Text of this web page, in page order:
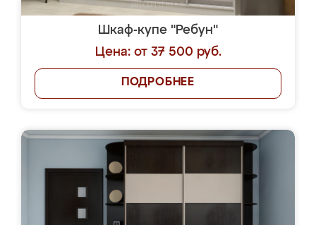
Шкаф-купе "Ребун"
Цена: от 37 500 руб.
ПОДРОБНЕЕ